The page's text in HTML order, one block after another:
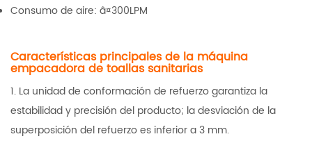
Consumo de aire: â¤300LPM
Características principales de la máquina
empacadora de toallas sanitarias
1. La unidad de conformación de refuerzo garantiza la
estabilidad y precisión del producto; la desviación de la
superposición del refuerzo es inferior a 3 mm.